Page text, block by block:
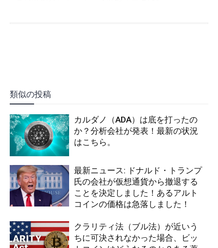
類似の投稿
カルダノ（ADA）は底を打ったの
か？分析会社が発表！最新の状況
はこちら。
最新ニュース: ドナルド・トランプ
氏の会社が仮想通貨から撤退する
ことを決定しました！あるアルト
コインの価格は急落しました！
クラリティ法（ブル法）が近いう
ちに可決されなかった場合、ビッ